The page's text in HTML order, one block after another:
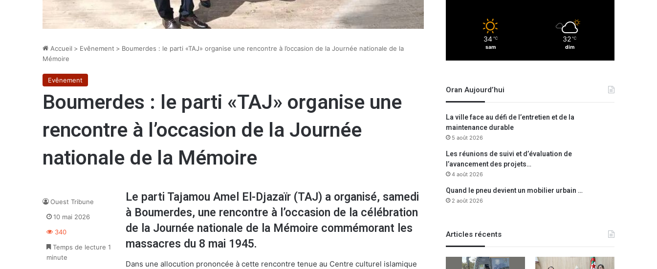
Accueil > Evênement > Boumerdes : le parti «TAJ» organise une rencontre à l’occasion de la Journée nationale de la
Mémoire
Evênement
Boumerdes : le parti «TAJ» organise une
rencontre à l’occasion de la Journée
nationale de la Mémoire
Le parti Tajamou Amel El-Djazaïr (TAJ) a organisé, samedi
à Boumerdes, une rencontre à l’occasion de la célébration
de la Journée nationale de la Mémoire commémorant les
massacres du 8 mai 1945.
Dans une allocution prononcée à cette rencontre tenue au Centre culturel islamique
Ouest Tribune
10 mai 2026
340
Temps de lecture 1
minute
34 ℃
sam
32 ℃
dim
Oran Aujourd’hui
La ville face au défi de l’entretien et de la
maintenance durable
5 août 2026
Les réunions de suivi et d’évaluation de
l’avancement des projets…
4 août 2026
Quand le pneu devient un mobilier urbain …
2 août 2026
Articles récents